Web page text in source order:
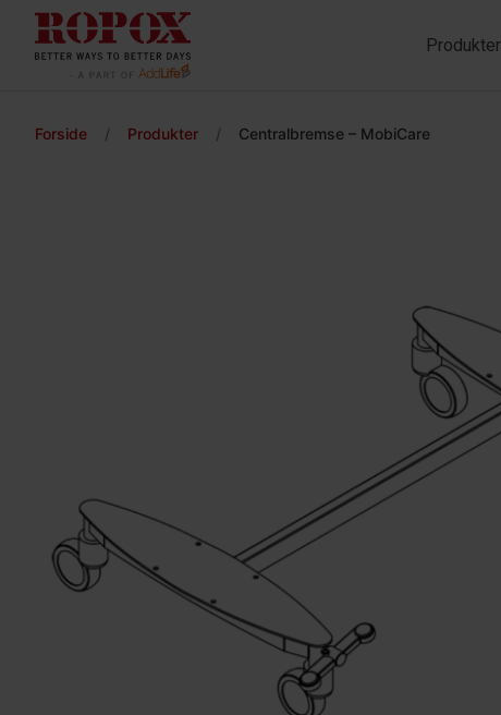
Produkter
Forside / Produkter / Centralbremse – MobiCare